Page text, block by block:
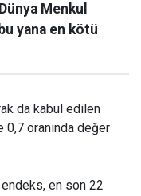
Menkul
yana en kötü
da kabul edilen
0,7 oranında değer
en son 22